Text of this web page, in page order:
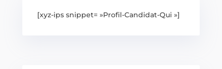
[xyz-ips snippet= »Profil-Candidat-Qui »]